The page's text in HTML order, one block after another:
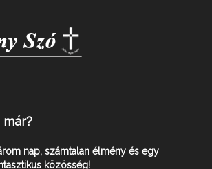
már?
nap, számtalan élmény és egy
közösség!